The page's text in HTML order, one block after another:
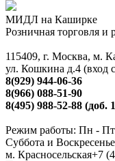
МИДЛ на Каширке
Розничная торговля
115409, г. Москва, м.
ул. Кошкина д.4 (вход
8(929) 944-06-36
8(966) 088-51-90
8(495) 988-52-88 (доб.
Режим работы: Пн -
Суббота и
м. Красносельская+7